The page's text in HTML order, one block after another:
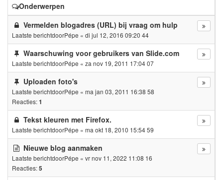
Onderwerpen
Vermelden blogadres (URL) bij vraag om hulp
Laatste berichtdoorPépe « di jul 12, 2016 09:20 44
Waarschuwing voor gebruikers van Slide.com
Laatste berichtdoorPépe « za nov 19, 2011 17:04 07
Uploaden foto's
Laatste berichtdoorPépe « ma jan 03, 2011 16:38 58
Reacties:1
Tekst kleuren met Firefox.
Laatste berichtdoorPépe « ma okt 18, 2010 15:54 59
Nieuwe blog aanmaken
Laatste berichtdoorPépe « vr nov 11, 2022 11:08 16
Reacties:5